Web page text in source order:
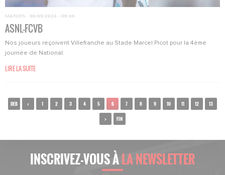
MATCHS · 06/09/2024 - 09:46
ASNL-FCVB
Nos joueurs reçoivent Villefranche au Stade Marcel Picot pour la 4ème
journée de National.
LIRE LA SUITE
DEB < 1 2 3 4 5 6 7 8 9 10 11 12 13
> FIN
INSCRIVEZ-VOUS ÀLA NEWSLETTER